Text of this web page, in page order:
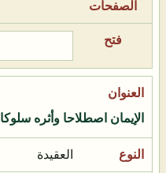
الإيمان اصطلاحا وأثره سلوكا
العقيدة